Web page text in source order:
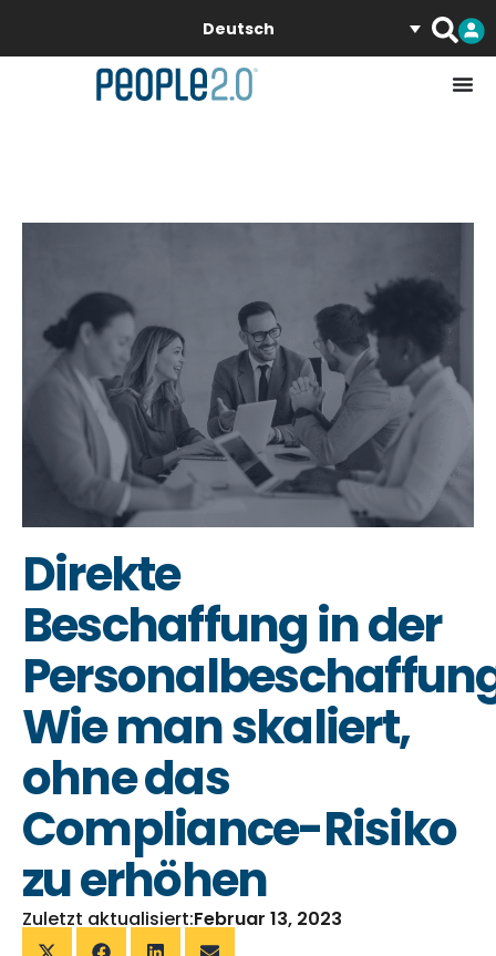
Deutsch
Direkte
Beschaffung in der
Wie man skaliert,
ohne das
Compliance-Risiko
zu erhöhen
Zuletzt aktualisiert:Februar 13, 2023